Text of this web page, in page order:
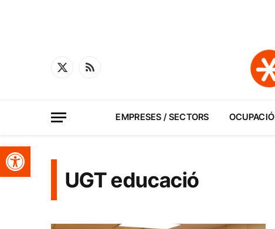
Obre la barra d'eines
X
RSS
EMPRESES / SECTORS OCUPACIÓ
UGT educació